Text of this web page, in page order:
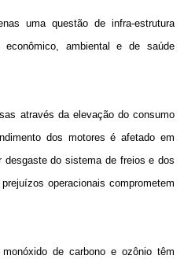
uma questão de infra-estrutura
ambiental e de saúde
através da elevação do consumo
dos motores é afetado em
desgaste do sistema de freios e dos
operacionais comprometem
de carbono e ozônio têm